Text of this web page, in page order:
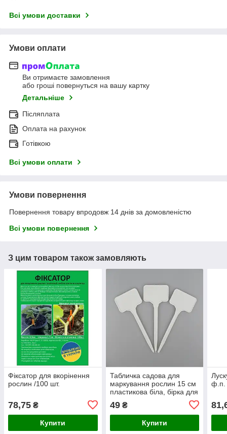
Всі умови доставки
Умови оплати
Ви отримаєте замовлення
або гроші повернуться на вашу картку
Детальніше
Післяплата
Оплата на рахунок
Готівкою
Всі умови оплати
Умови повернення
Повернення товару впродовж 14 днів за домовленістю
Всі умови повернення
З цим товаром також замовляють
Фіксатор для вкорінення
рослин /100 шт.
78,75 ₴
Купити
Табличка садова для
маркування рослин 15 см
пластикова біла, бірка для
49₴
Купити
ф.п.